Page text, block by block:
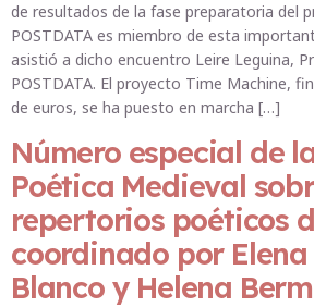
de resultados de la fase preparatoria del
POSTDATA es miembro de esta
asistió a dicho encuentro Leire Leguina,
POSTDATA. El proyecto Time Machine,
de euros, se ha puesto en marcha […]
Número especial de
Poética Medieval
repertorios poéticos
coordinado por
Blanco y Helena